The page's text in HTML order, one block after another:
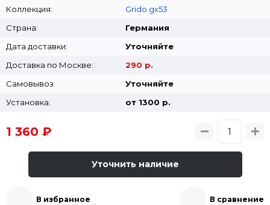
Коллекция:
Grido gx53
Страна:
Германия
Дата доставки:
Уточняйте
Доставка по Москве:
290 р.
Самовывоз:
Уточняйте
Установка:
от 1300 p.
1 360 ₽
Уточнить наличие
В избранное В сравнение